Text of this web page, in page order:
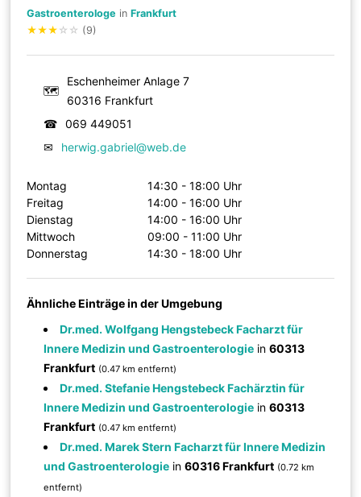
Gastroenterologe inFrankfurt
★★★ ☆ ☆ (9)
🗺
Eschenheimer Anlage 7
60316 Frankfurt
☎
069 449051
✉
herwig.gabriel@web.de
Montag
14:30 - 18:00 Uhr
Freitag
14:00 - 16:00 Uhr
Dienstag
14:00 - 16:00 Uhr
Mittwoch
09:00 - 11:00 Uhr
Donnerstag
14:30 - 18:00 Uhr
Ähnliche Einträge in der Umgebung
Dr.med. Wolfgang Hengstebeck Facharzt für
Innere Medizin und Gastroenterologie in60313
Frankfurt (0.47 km entfernt)
Dr.med. Stefanie Hengstebeck Fachärztin für
Innere Medizin und Gastroenterologie in60313
Frankfurt (0.47 km entfernt)
Dr.med. Marek Stern Facharzt für Innere Medizin
und Gastroenterologie in60316 Frankfurt (0.72 km
entfernt)